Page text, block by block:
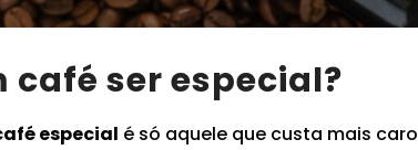
café ser especial?
especial é só aquele que custa mais